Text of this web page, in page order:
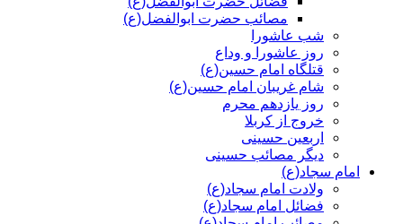
مصائب حضرت ابوالفضل(ع)
شب عاشورا
روز عاشورا و وداع
قتلگاه امام حسین(ع)
شام غریبان امام حسین(ع)
روز یازدهم محرم
خروج از کربلا
اربعین حسینی
دیگر مصائب حسینی
امام سجاد(ع)
ولادت امام سجاد(ع)
فضائل امام سجاد(ع)